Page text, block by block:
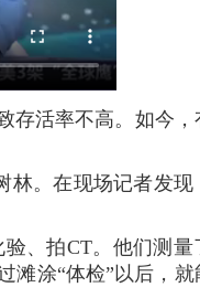
存活率不高。如今，
林。在现场记者发现
、拍CT。他们测量
滩涂“体检”以后，就